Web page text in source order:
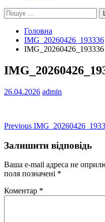
Пошук:
Головна
IMG_20260426_193336
IMG_20260426_193336
26.04.2026 admin
Навігація
записів
Previous Previous
Залишити відповідь
Ваша e-mail адреса не
поля позначені *
Коментар *